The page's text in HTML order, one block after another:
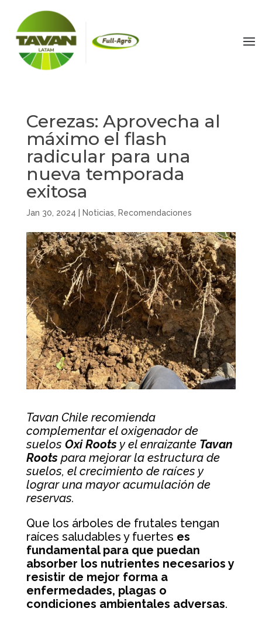
Cerezas: Aprovecha al
máximo el flash
radicular para una
nueva temporada
exitosa
Jan 30, 2024 Noticias Recomendaciones
Tavan Chile recomienda
complementar el oxigenador de
suelos Oxi Rootsy el enraizante Tavan
Rootspara mejorar la estructura de
suelos, el crecimiento de raíces y
lograr una mayor acumulación de
reservas.
Que los árboles de frutales tengan
raíces saludables y fuertes es
fundamental para que puedan
absorber los nutrientes necesarios y
resistir de mejor forma a
enfermedades, plagas o
condiciones ambientales adversas.